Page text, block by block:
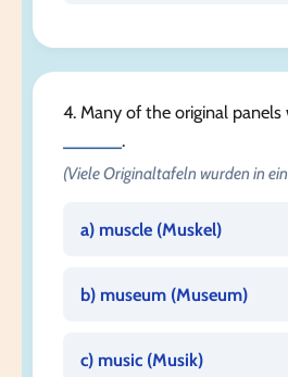
4. Many of the original
.
(Viele Originaltafeln wurden in
a) muscle (Muskel)
b) museum (Museum)
c) music (Musik)